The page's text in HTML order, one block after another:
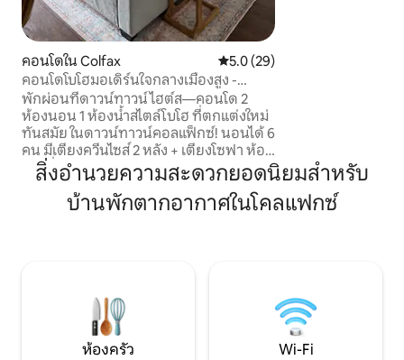
คอนโดใน Colfax คะแนนเฉลี่ย 5.0 จาก 5, 29 รีวิว
5.0 (29)
คอนโดโบโฮมอเดิร์นใจกลางเมืองสูง -
รองรับผู้เข้าพัก 6 คน
พักผ่อนที่ดาวน์ทาวน์ไฮต์ส—คอนโด 2
ห้องนอน 1 ห้องน้ำสไตล์โบโฮ ที่ตกแต่งใหม่
ทันสมัย ในดาวน์ทาวน์คอลแฟ็กซ์! นอนได้ 6
คน มีเตียงควีนไซส์ 2 หลัง + เตียงโซฟา ห้อง
ครัวที่มีอุปกรณ์ครบครันทำให้การรับ
ประทานอาหารเป็นเรื่องง่าย Wi-Fi ความเร็ว
สูง ห้องน้ำกว้างขวาง เครื่องซักผ้า/เครื่อง
ผ่อนอย่างสงบ ที่พักนี้มีทั้งทำเลที่ตั้งดีและ
ความผ่อนคลายที่สมบูรณ์แบบ จองเลย
สิ่งอำนวยความสะดวกยอดนิยมสำหรับ
บ้านพักตากอากาศในโคลแฟกซ์
ห้องครัว Wi-Fi